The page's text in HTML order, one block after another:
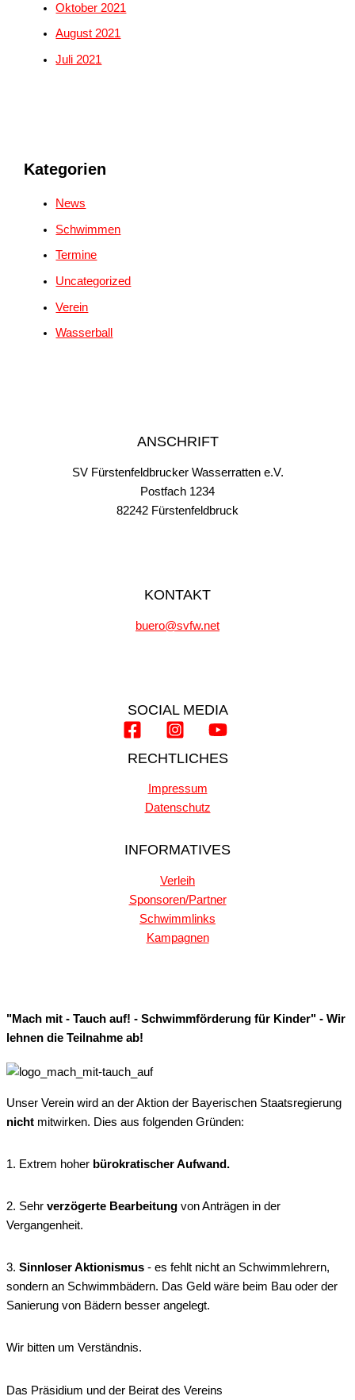
Oktober 2021
August 2021
Juli 2021
Kategorien
News
Schwimmen
Termine
Uncategorized
Verein
Wasserball
ANSCHRIFT
SV Fürstenfeldbrucker Wasserratten e.V.
Postfach 1234
82242 Fürstenfeldbruck
KONTAKT
buero@svfw.net
SOCIAL MEDIA
RECHTLICHES
Impressum
Datenschutz
INFORMATIVES
Verleih
Sponsoren/Partner
Schwimmlinks
Kampagnen
"Mach mit - Tauch auf! - Schwimmförderung für Kinder" - Wir
lehnen die Teilnahme ab!
Unser Verein wird an der Aktion der Bayerischen Staatsregierung
nicht mitwirken. Dies aus folgenden Gründen:
1. Extrem hoher bürokratischer Aufwand.
2. Sehr verzögerte Bearbeitung von Anträgen in der
Vergangenheit.
3. Sinnloser Aktionismus - es fehlt nicht an Schwimmlehrern,
sondern an Schwimmbädern. Das Geld wäre beim Bau oder der
Sanierung von Bädern besser angelegt.
Wir bitten um Verständnis.
Das Präsidium und der Beirat des Vereins